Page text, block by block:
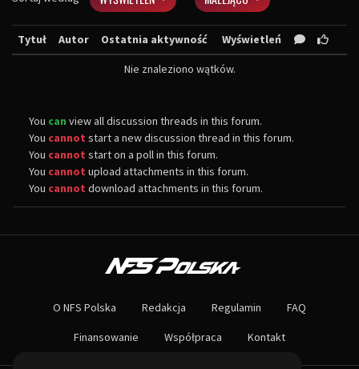
Tytuł Autor Ostatnia aktywność Wyświetleń
Nie znaleziono wątków.
You can view all discussion threads in this forum.
You cannot start a new discussion thread in this forum.
You cannot start on a poll in this forum.
You cannot upload attachments in this forum.
You cannot download attachments in this forum.
Największa społeczność Need for Speed w Polsce! Znajdziesz u nas
Nie czekaj dłużej - wstąp do naszej społeczności! Czekamy na ciebie!
O NFS Polska Redakcja Regulamin FAQ
Finansowanie Współpraca Kontakt